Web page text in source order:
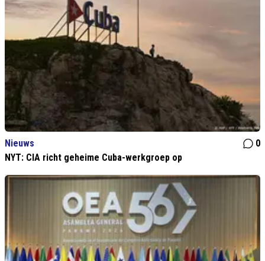
Nieuws
0
NYT: CIA richt geheime Cuba-werkgroep op